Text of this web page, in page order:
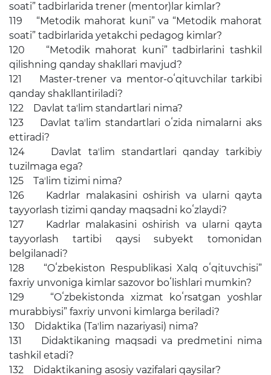
soati” tadbirlarida trener (mentor)lar kimlar?
119 “Metodik mahorat kuni” va “Metodik mahorat
soati” tadbirlarida yetakchi pedagog kimlar?
120 “Metodik mahorat kuni” tadbirlarini tashkil
qilishning qanday shakllari mavjud?
121 Master-trener va mentor-oʻqituvchilar tarkibi
qanday shakllantiriladi?
122 Davlat taʼlim standartlari nima?
123 Davlat taʼlim standartlari oʻzida nimalarni aks
ettiradi?
124 Davlat taʼlim standartlari qanday tarkibiy
tuzilmaga ega?
125 Taʼlim tizimi nima?
126 Kadrlar malakasini oshirish va ularni qayta
tayyorlash tizimi qanday maqsadni koʻzlaydi?
127 Kadrlar malakasini oshirish va ularni qayta
tayyorlash tartibi qaysi subyekt tomonidan
belgilanadi?
128 “Oʻzbekiston Respublikasi Xalq oʻqituvchisi”
faxriy unvoniga kimlar sazovor boʻlishlari mumkin?
129 “Oʻzbekistonda xizmat koʻrsatgan yoshlar
murabbiysi” faxriy unvoni kimlarga beriladi?
130 Didaktika (Taʼlim nazariyasi) nima?
131 Didaktikaning maqsadi va predmetini nima
tashkil etadi?
132 Didaktikaning asosiy vazifalari qaysilar?